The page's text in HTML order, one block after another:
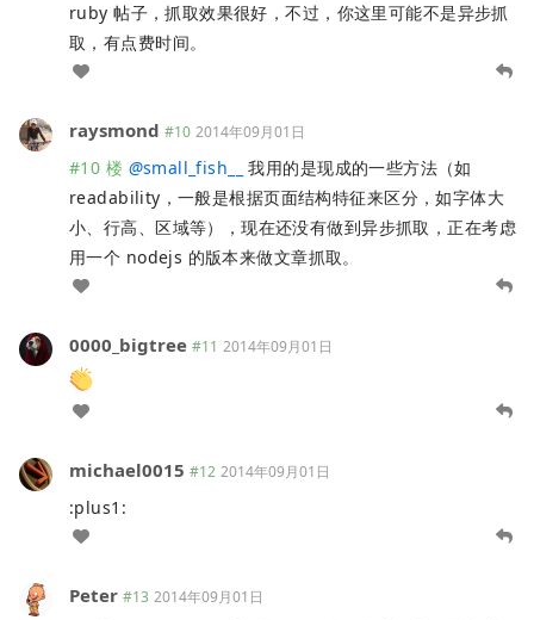
ruby 帖子，抓取效果很好，不过，你这里可能不是异步抓
取，有点费时间。
raysmond #10 2014年09月01日
#10 楼 @small_fish__
我用的是现成的一些方法（如
readability，一般是根据页面结构特征来区分，如字体大
小、行高、区域等），现在还没有做到异步抓取，正在考虑
用一个 nodejs 的版本来做文章抓取。
0000_bigtree #11 2014年09月01日
michael0015 #12 2014年09月01日
:plus1:
Peter #13 2014年09月01日